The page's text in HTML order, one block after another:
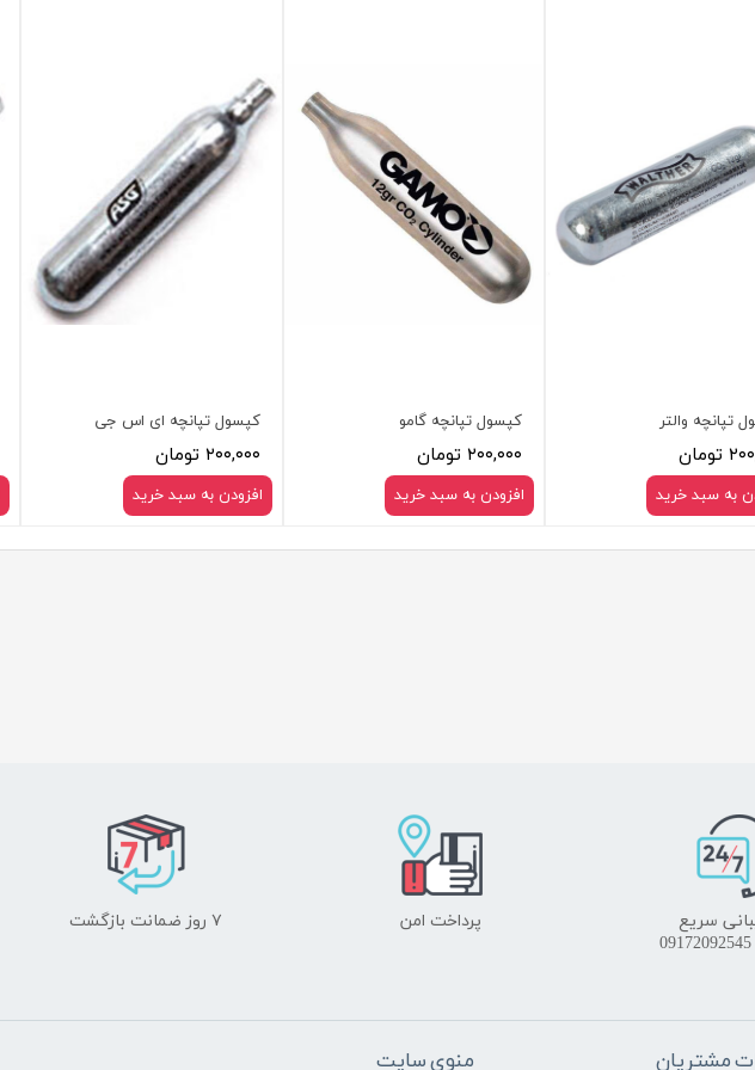
تپانچه والتر
به سبد خرید
کپسول تپانچه گامو
۲۰۰,۰۰۰ تومان
افزودن به سبد خرید
کپسول تپانچه ای اس جی
۲۰۰,۰۰۰ تومان
افزودن به سبد خرید
سریع
پرداخت امن ۷ روز ضمانت بازگشت
مشتریان منوی سایت